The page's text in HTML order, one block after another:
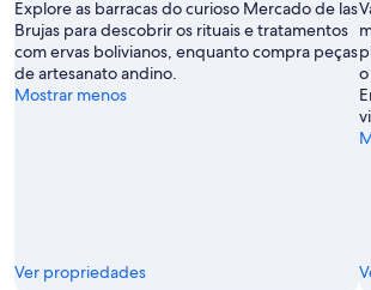
Explore as barracas do curioso Mercado de las
Brujas para descobrir os rituais e tratamentos
com ervas bolivianos, enquanto compra peças
de artesanato andino.
Mostrar menos
Ver propriedades